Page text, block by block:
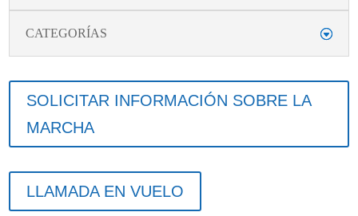
CATEGORÍAS
SOLICITAR INFORMACIÓN SOBRE LA
MARCHA
LLAMADA EN VUELO